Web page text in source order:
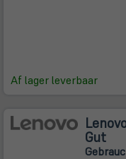
Af lager leverbaar
Gut